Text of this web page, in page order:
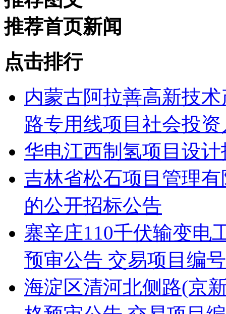
推荐首页新闻
点击排行
内蒙古阿拉善高新技
路专用线项目社会投资
华电江西制氢项目设计
吉林省松石项目管理
的公开招标公告
寨辛庄110千伏输变电
预审公告 交易项目编
海淀区清河北侧路(京